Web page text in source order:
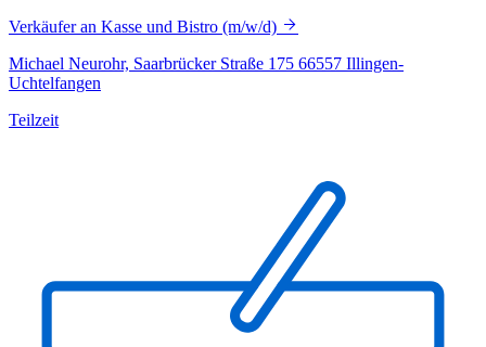
Verkäufer an Kasse und Bistro (m/w/d)
Michael Neurohr, Saarbrücker Straße 175 66557 Illingen-
Uchtelfangen
Teilzeit